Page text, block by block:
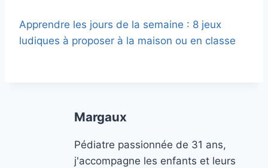
Apprendre les jours de la semaine : 8 jeux
ludiques à proposer à la maison ou en classe
Margaux
Pédiatre passionnée de 31 ans,
j'accompagne les enfants et leurs